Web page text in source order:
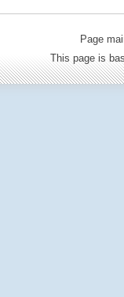
Page
This page is